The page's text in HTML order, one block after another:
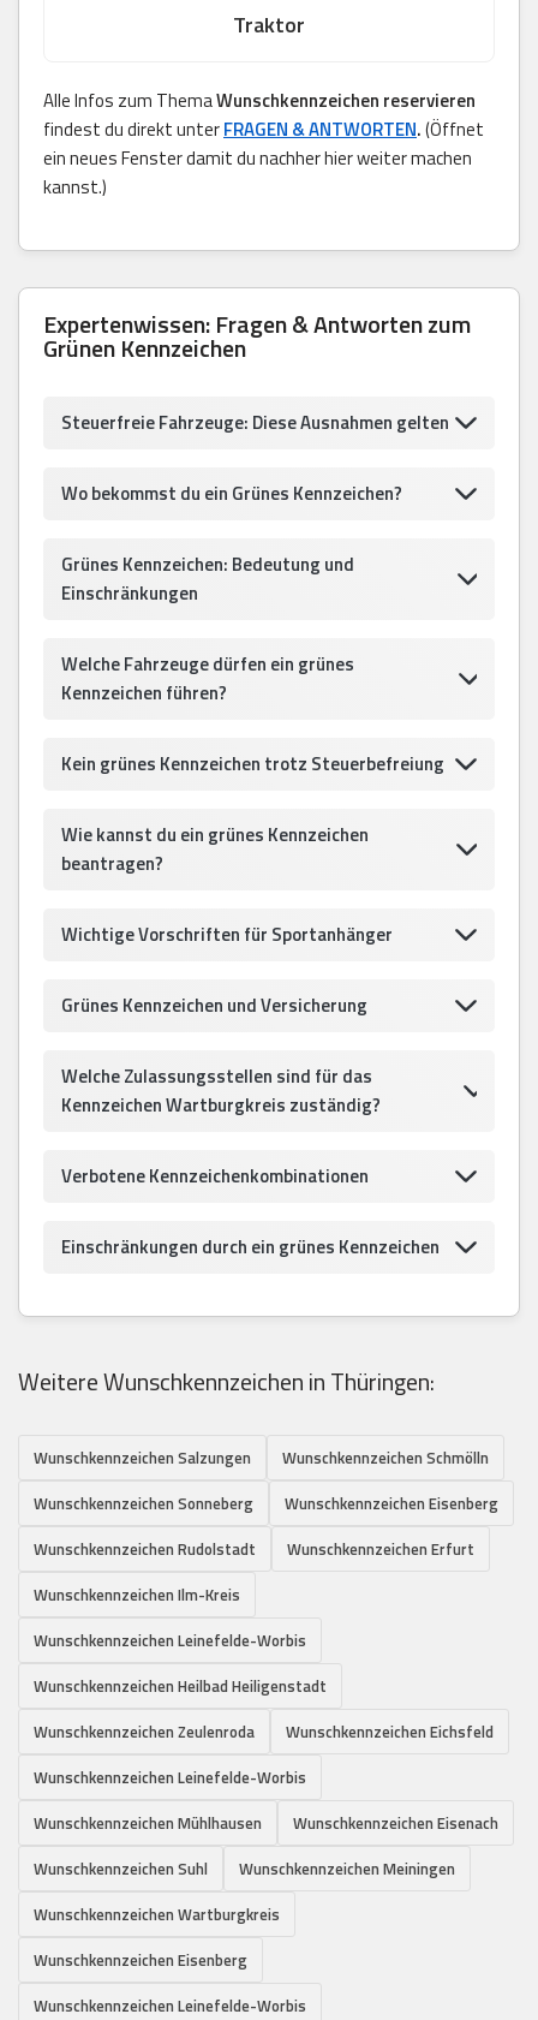
Traktor
Alle Infos zum ThemaWunschkennzeichen reservieren
findest du direkt unterFRAGEN & ANTWORTEN.(Öffnet
ein neues Fenster damit du nachher hier weiter machen
kannst.)
Expertenwissen: Fragen & Antworten zum
Grünen Kennzeichen
Steuerfreie Fahrzeuge: Diese Ausnahmen gelten
Wo bekommst du ein Grünes Kennzeichen?
Grünes Kennzeichen: Bedeutung und
Einschränkungen
Welche Fahrzeuge dürfen ein grünes
Kennzeichen führen?
Kein grünes Kennzeichen trotz Steuerbefreiung
Wie kannst du ein grünes Kennzeichen
beantragen?
Wichtige Vorschriften für Sportanhänger
Grünes Kennzeichen und Versicherung
Welche Zulassungsstellen sind für das
Kennzeichen Wartburgkreis zuständig?
Verbotene Kennzeichenkombinationen
Einschränkungen durch ein grünes Kennzeichen
Weitere Wunschkennzeichen in Thüringen:
Wunschkennzeichen Salzungen
Wunschkennzeichen Schmölln
Wunschkennzeichen Sonneberg
Wunschkennzeichen Eisenberg
Wunschkennzeichen Rudolstadt
Wunschkennzeichen Erfurt
Wunschkennzeichen Ilm-Kreis
Wunschkennzeichen Leinefelde-Worbis
Wunschkennzeichen Heilbad Heiligenstadt
Wunschkennzeichen Zeulenroda
Wunschkennzeichen Eichsfeld
Wunschkennzeichen Leinefelde-Worbis
Wunschkennzeichen Mühlhausen
Wunschkennzeichen Eisenach
Wunschkennzeichen Suhl
Wunschkennzeichen Meiningen
Wunschkennzeichen Wartburgkreis
Wunschkennzeichen Eisenberg
Wunschkennzeichen Leinefelde-Worbis